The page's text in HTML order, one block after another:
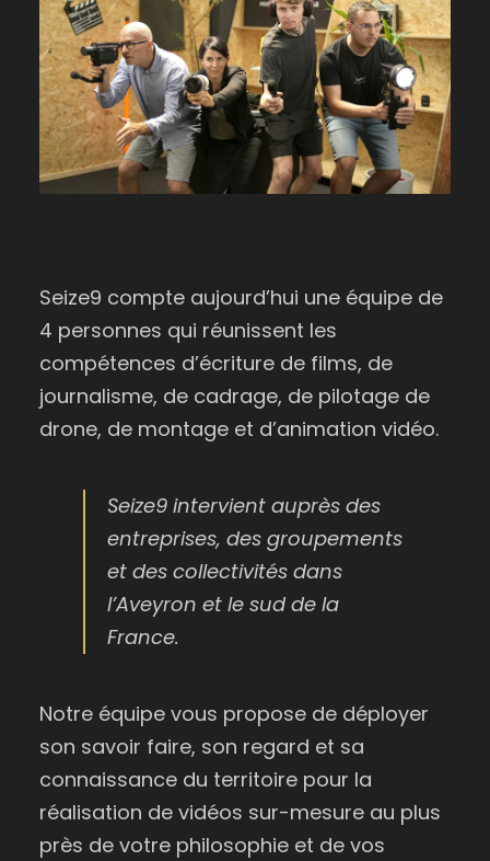
Seize9 compte aujourd’hui une équipe de
4 personnes qui réunissent les
compétences d’écriture de films, de
journalisme, de cadrage, de pilotage de
drone, de montage et d’animation vidéo.
Seize9 intervient auprès des
entreprises, des groupements
et des collectivités dans
l’Aveyron et le sud de la
France.
Notre équipe vous propose de déployer
son savoir faire, son regard et sa
connaissance du territoire pour la
réalisation de vidéos sur-mesure au plus
près de votre philosophie et de vos